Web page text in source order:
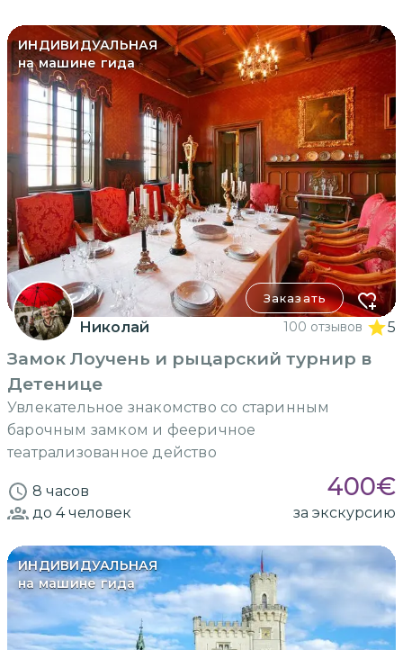
ИНДИВИДУАЛЬНАЯ
на машине гида
Заказать
Николай 100 отзывов 5
Замок Лоучень и рыцарский турнир в
Детенице
Увлекательное знакомство со старинным
барочным замком и фееричное
театрализованное действо
8 часов 400€
до 4человек за экскурсию
ИНДИВИДУАЛЬНАЯ
на машине гида